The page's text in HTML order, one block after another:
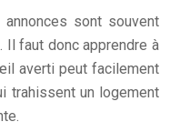
sont souvent
Il faut donc apprendre à
averti peut facilement
trahissent un logement